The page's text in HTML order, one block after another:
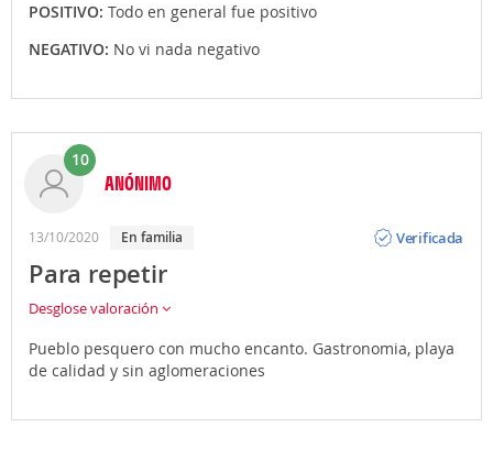
POSITIVO: Todo en general fue positivo
NEGATIVO: No vi nada negativo
10
ANÓNIMO
13/10/2020 En familia
Verificada
Para repetir
Desglose valoración
Pueblo pesquero con mucho encanto. Gastronomia, playa
de calidad y sin aglomeraciones